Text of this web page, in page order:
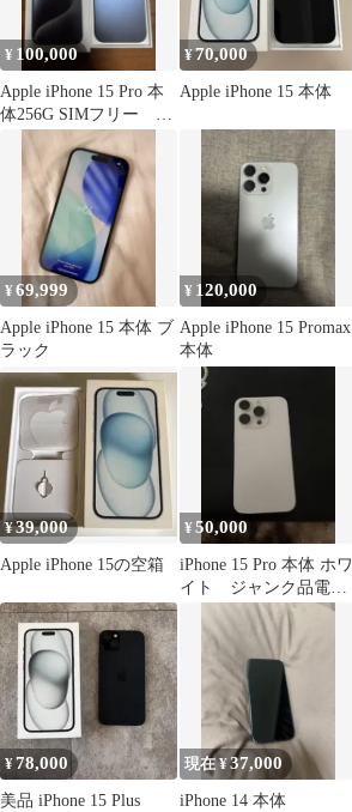
¥ 100,000
Apple iPhone 15 Pro 本
体256G SIMフリー ブ
¥70,000
Apple iPhone 15 本体
¥69,999
Apple iPhone 15 本体 ブ
ラック
¥ 120,000
Apple iPhone 15 Promax
本体
¥39,000
Apple iPhone 15の空箱
¥50,000
iPhone 15 Pro 本体 ホワ
イト ジャンク品電源
入りません
¥78,000
美品 iPhone 15 Plus
現在 ¥37,000
iPhone 14 本体